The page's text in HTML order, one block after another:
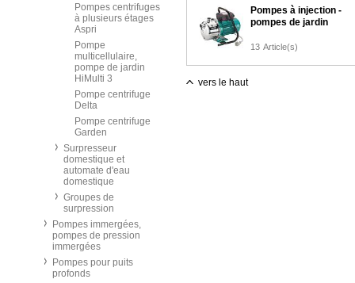
Pompes centrifuges
à plusieurs étages
Aspri
Pompe
multicellulaire,
pompe de jardin
HiMulti 3
Pompe centrifuge
Delta
Pompe centrifuge
Garden
Surpresseur
domestique et
automate d'eau
domestique
Groupes de
surpression
Pompes immergées,
pompes de pression
immergées
Pompes pour puits
profonds
Pompes à injection -
pompes de jardin
13 Article(s)
vers le haut